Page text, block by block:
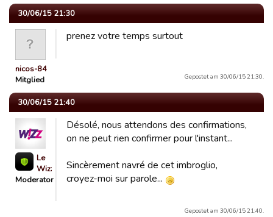
30/06/15 21:30
nicos-84
Mitglied
prenez votre temps surtout
Gepostet am 30/06/15 21:30.
30/06/15 21:40
Le
Wizz
Moderator
Désolé, nous attendons des confirmations,
on ne peut rien confirmer pour l'instant...
Sincèrement navré de cet imbroglio,
croyez-moi sur parole...
Gepostet am 30/06/15 21:40.